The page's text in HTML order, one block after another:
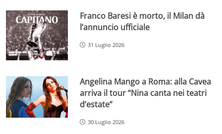
Franco Baresi è morto, il Milan dà
l’annuncio ufficiale
31 Luglio 2026
Angelina Mango a Roma: alla Cavea
arriva il tour “Nina canta nei teatri
d’estate”
30 Luglio 2026